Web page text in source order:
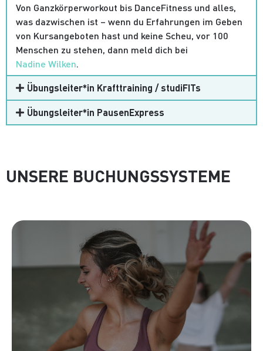
Von Ganzkörperworkout bis DanceFitness und alles,
was dazwischen ist – wenn du Erfahrungen im Geben
von Kursangeboten hast und keine Scheu, vor 100
Menschen zu stehen, dann meld dich bei
Nadine Wilken.
Übungsleiter*in Krafttraining / studiFITs
Übungsleiter*in PausenExpress
UNSERE BUCHUNGSSYSTEME